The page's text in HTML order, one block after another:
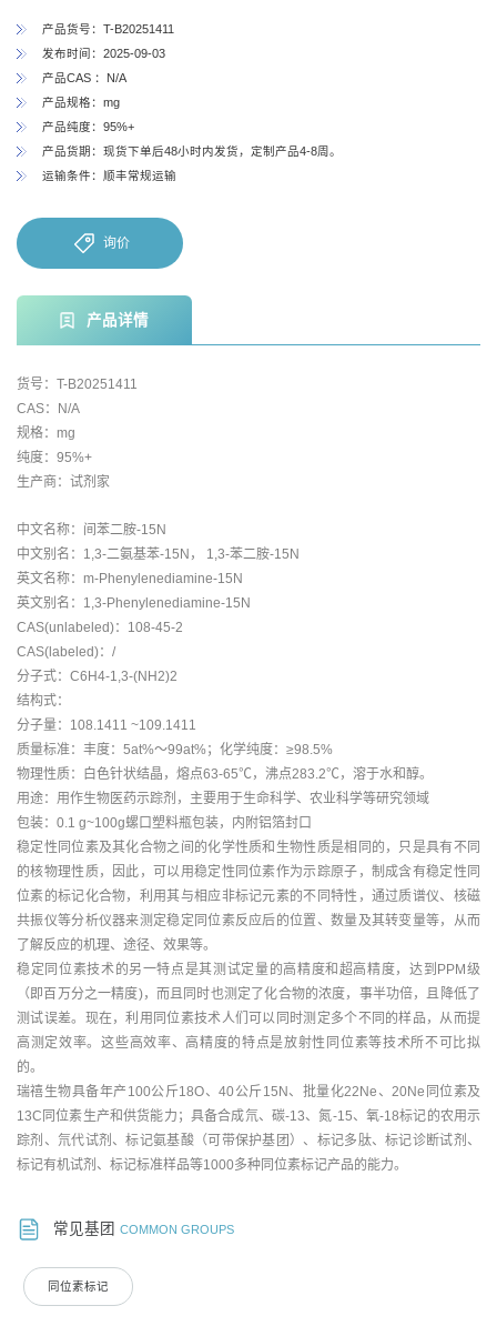
产品货号：T-B20251411
发布时间：2025-09-03
产品CAS ：N/A
产品规格：mg
产品纯度：95%+
产品货期：现货下单后48小时内发货，定制产品4-8周。
运输条件：顺丰常规运输
询价
产品详情
货号：T-B20251411
CAS：N/A
规格：mg
纯度：95%+
生产商：试剂家
中文名称：间苯二胺-15N
中文别名：1,3-二氨基苯-15N， 1,3-苯二胺-15N
英文名称：m-Phenylenediamine-15N
英文别名：1,3-Phenylenediamine-15N
CAS(unlabeled)：108-45-2
CAS(labeled)：/
分子式：C6H4-1,3-(NH2)2
结构式：
分子量：108.1411 ~109.1411
质量标准：丰度：5at%～99at%；化学纯度：≥98.5%
物理性质：白色针状结晶，熔点63-65℃，沸点283.2℃，溶于水和醇。
用途：用作生物医药示踪剂，主要用于生命科学、农业科学等研究领域
包装：0.1 g~100g螺口塑料瓶包装，内附铝箔封口
稳定性同位素及其化合物之间的化学性质和生物性质是相同的，只是具有不同
的核物理性质，因此，可以用稳定性同位素作为示踪原子，制成含有稳定性同
位素的标记化合物，利用其与相应非标记元素的不同特性，通过质谱仪、核磁
共振仪等分析仪器来测定稳定同位素反应后的位置、数量及其转变量等，从而
了解反应的机理、途径、效果等。
稳定同位素技术的另一特点是其测试定量的高精度和超高精度，达到PPM级
（即百万分之一精度)，而且同时也测定了化合物的浓度，事半功倍，且降低了
测试误差。现在，利用同位素技术人们可以同时测定多个不同的样品，从而提
高测定效率。这些高效率、高精度的特点是放射性同位素等技术所不可比拟
的。
瑞禧生物具备年产100公斤18O、40公斤15N、批量化22Ne、20Ne同位素及
13C同位素生产和供货能力；具备合成氘、碳-13、氮-15、氧-18标记的农用示
踪剂、氘代试剂、标记氨基酸（可带保护基团）、标记多肽、标记诊断试剂、
标记有机试剂、标记标准样品等1000多种同位素标记产品的能力。
常见基团 COMMON GROUPS
同位素标记